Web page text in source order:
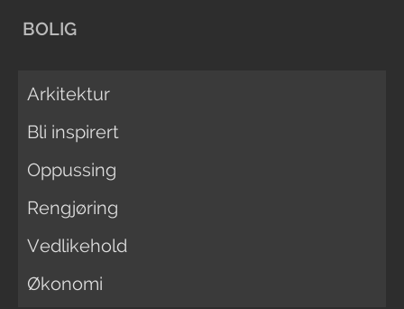
BOLIG
Arkitektur
Bli inspirert
Oppussing
Rengjøring
Vedlikehold
Økonomi